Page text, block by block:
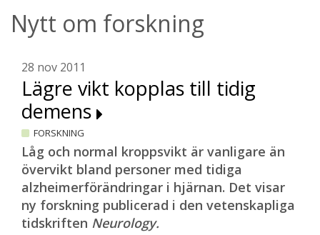
Nytt om forskning
28 nov 2011
Lägre vikt kopplas till tidig
demens
FORSKNING
Låg och normal kroppsvikt är vanligare än
övervikt bland personer med tidiga
alzheimerförändringar i hjärnan. Det visar
ny forskning publicerad i den vetenskapliga
tidskriften Neurology.